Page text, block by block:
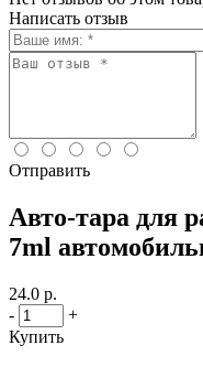
Написать отзыв
Отправить
Авто-тара для
7ml
24.0 р.
-
+
Купить